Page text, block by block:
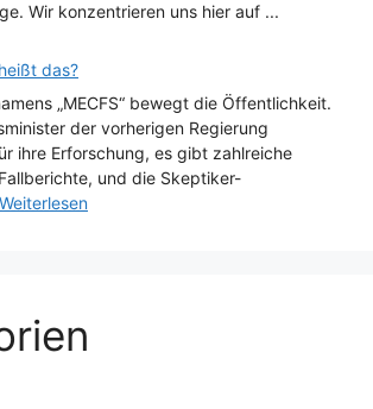
Wir konzentrieren uns hier auf ...
das?
„MECFS“ bewegt die Öffentlichkeit.
der vorherigen Regierung
ihre Erforschung, es gibt zahlreiche
und die Skeptiker-
Weiterlesen